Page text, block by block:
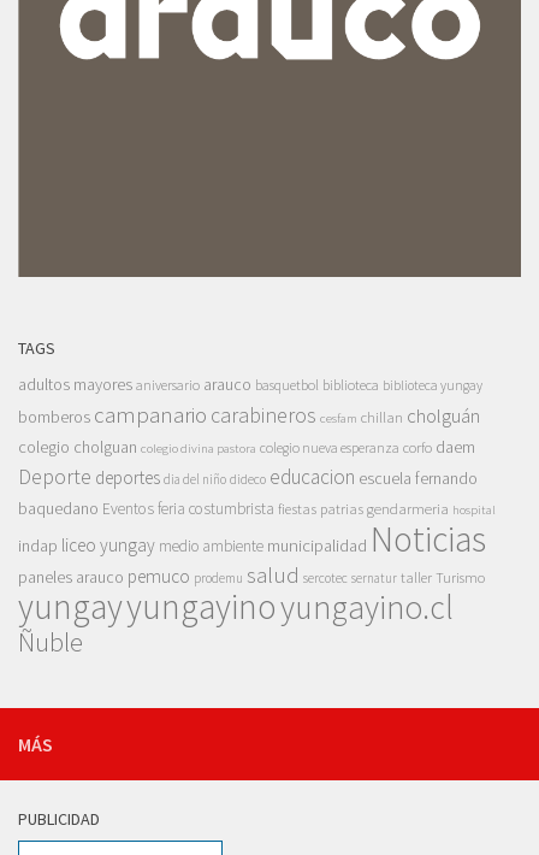
TAGS
adultos mayores aniversario arauco basquetbol biblioteca biblioteca yungay
bomberos campanario carabineros cesfam chillan cholguán
colegio cholguan colegio divina pastora colegio nueva esperanza corfo daem
Deporte deportes dia del niño dideco educacion escuela fernando
baquedano Eventosferia costumbrista fiestas patrias gendarmeria hospital
indap liceo yungay medio ambiente municipalidad Noticias
paneles arauco pemuco prodemu salud sercotec sernatur taller Turismo
yungayyungayinoyungayino.cl
Ñuble
MÁS
PUBLICIDAD